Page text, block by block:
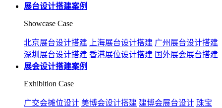
展台设计搭建案例
Showcase Case
北京展台设计搭建 上海展台设计搭建 广州展台设计搭建
深圳展台设计搭建 香港展位设计搭建 国外展会展台搭建
展会设计搭建案例
Exhibition Case
广交会摊位设计 美博会设计搭建 建博会展台设计 珠宝